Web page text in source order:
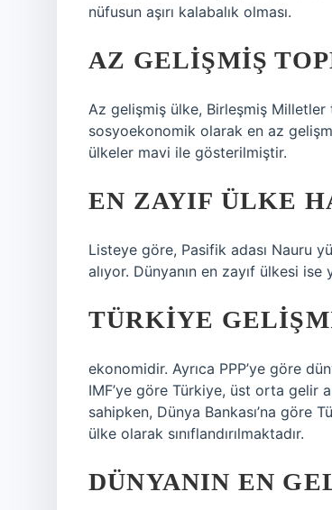
nüfusun aşırı kalabalık olması.
AZ GELIŞMIŞ
Az gelişmiş ülke, Birleşmiş
sosyoekonomik olarak en az
ülkeler mavi ile gösterilmiştir.
EN ZAYIF ÜLKE
Listeye göre, Pasifik adası Nauru
alıyor. Dünyanın en zayıf ülkesi
TÜRKIYE
ekonomidir. Ayrıca PPP’ye göre
IMF’ye göre Türkiye, üst orta gelir
sahipken, Dünya Bankası’na göre
ülke olarak sınıflandırılmaktadır.
DÜNYANIN EN